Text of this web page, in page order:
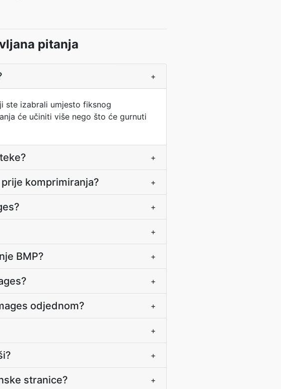
pitanja
+
ste izabrali umjesto fiksnog
će učiniti više nego što će gurnuti
+
komprimiranja? +
+
+
BMP? +
+
odjednom? +
+
+
stranice? +